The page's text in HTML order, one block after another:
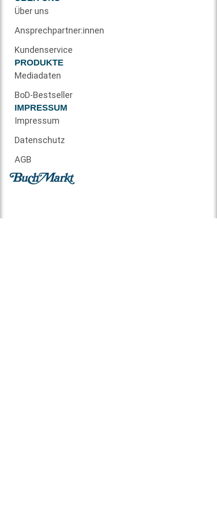
Über uns
Ansprechpartner:innen
Kundenservice
PRODUKTE
Mediadaten
BoD-Bestseller
IMPRESSUM
Impressum
Datenschutz
AGB